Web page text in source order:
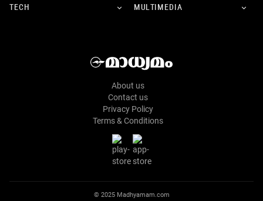
TECH MULTIMEDIA
About us
Contact us
Privacy Policy
Terms & Conditions
© 2025 Madhyamam.com